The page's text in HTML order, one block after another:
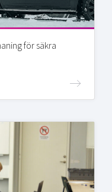
för säkra